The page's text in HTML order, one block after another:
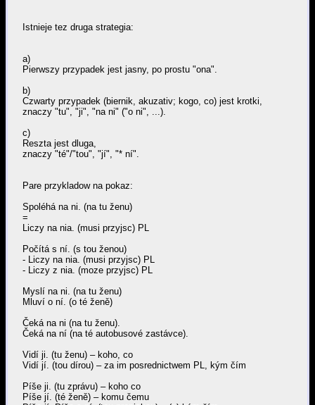
Istnieje tez druga strategia:
a)
Pierwszy przypadek jest jasny, po prostu "ona".
b)
Czwarty przypadek (biernik, akuzativ; kogo, co) jest krotki,
znaczy "tu", "ji", "na ni" ("o ni", ...).
c)
Reszta jest dluga,
znaczy "té"/"tou", "jí", "* ní".
Pare przykladow na pokaz:
Spoléhá na ni. (na tu ženu)
=
Liczy na nia. (musi przyjsc) PL
Počítá s ní. (s tou ženou)
- Liczy na nia. (musi przyjsc) PL
- Liczy z nia. (moze przyjsc) PL
Myslí na ni. (na tu ženu)
Mluví o ní. (o té ženě)
Čeká na ni (na tu ženu).
Čeká na ní (na té autobusové zastávce).
Vidí ji. (tu ženu) – koho, co
Vidí jí. (tou dírou) – za im posrednictwem PL, kým čím
Píše ji. (tu zprávu) – koho co
Píše jí. (té ženě) – komu čemu